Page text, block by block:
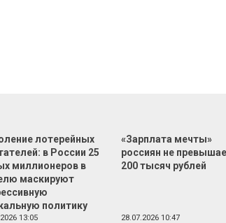
лотерейных
в России 25
миллионеров в
маскируют
политику
13:05
«Зарплата мечты»
россиян не
200 тысяч рублей
28.07.2026 10:47